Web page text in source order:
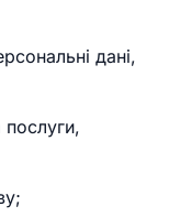
дані,
послуги,